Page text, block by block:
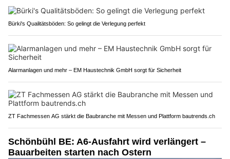
Bürki's Qualitätsböden: So gelingt die Verlegung perfekt
Alarmanlagen und mehr – EM Haustechnik GmbH sorgt für Sicherheit
ZT Fachmessen AG stärkt die Baubranche mit Messen und Plattform bautrends.ch
Schönbühl BE: A6-Ausfahrt wird verlängert –
Bauarbeiten starten nach Ostern